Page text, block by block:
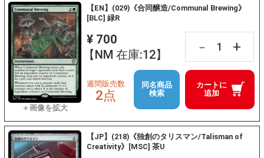
【EN】(029)《合同醸造/Communal Brewing》
[BLC] 緑R
¥ 700
【NM 在庫:12】
－ +
カートに
追加
週間販売数
2点
同名商品
検索
【JP】(218)《独創のタリスマン/Talisman of
Creativity》[MSC] 茶U